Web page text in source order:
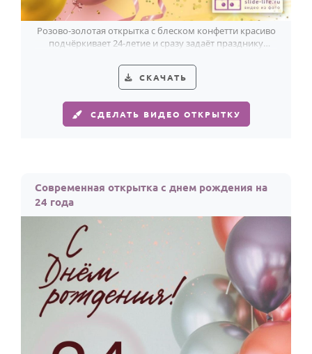
Папе
Детям
Все родственники
ПЕРСОНАЛЬНЫЕ
Пожелания
Розово-золотая открытка с блеском конфетти красиво
подчёркивает 24-летие и сразу задаёт празднику
СКАЧАТЬ
СДЕЛАТЬ ВИДЕО ОТКРЫТКУ
Современная открытка с днем рождения на
24 года